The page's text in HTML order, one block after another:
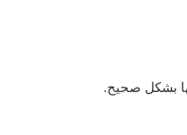
بشكل صحيح.